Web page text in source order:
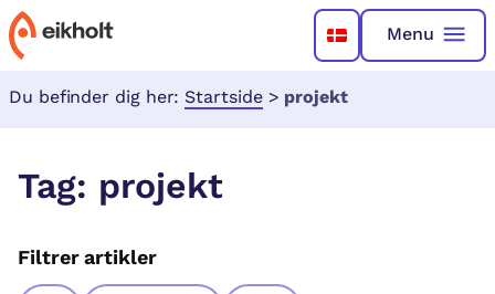
Menu
Du befinder dig her: Startside > projekt
Tag: projekt
Filtrer artikler